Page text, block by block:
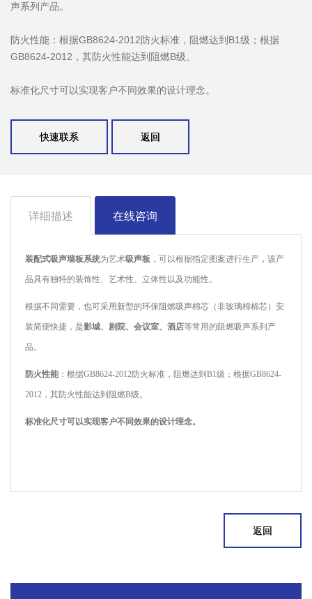
声系列产品。
防火性能：根据GB8624-2012防火标准，阻燃达到B1级；根据
GB8624-2012，其防火性能达到阻燃B级。
标准化尺寸可以实现客户不同效果的设计理念。
快速联系 返回
详细描述 在线咨询
装配式吸声墙板系统为艺术吸声板 ，可以根据指定图案进行生产，该产
品具有独特的装饰性、艺术性、立体性以及功能性。
根据不同需要，也可采用新型的环保阻燃吸声棉芯（非玻璃棉棉芯）安
装简便快捷，是影城、剧院、会议室、酒店等常用的阻燃吸声系列产
品。
防火性能 ：根据GB8624-2012防火标准，阻燃达到B1级；根据GB8624-
2012，其防火性能达到阻燃B级。
标准化尺寸可以实现客户不同效果的设计理念。
返回